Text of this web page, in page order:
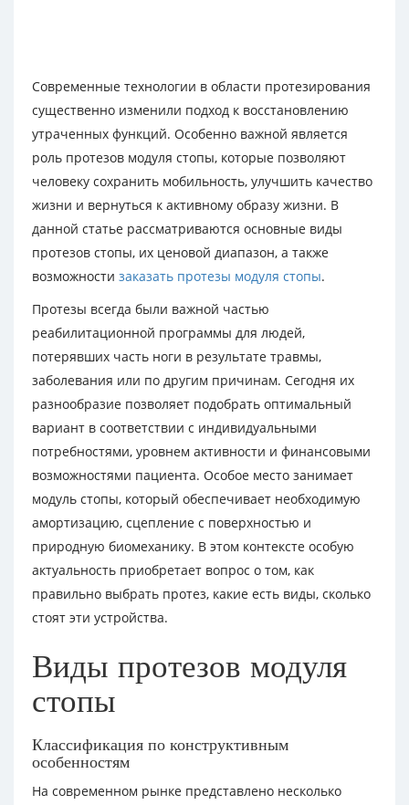
Современные технологии в области протезирования
существенно изменили подход к восстановлению
утраченных функций. Особенно важной является
роль протезов модуля стопы, которые позволяют
человеку сохранить мобильность, улучшить качество
жизни и вернуться к активному образу жизни. В
данной статье рассматриваются основные виды
протезов стопы, их ценовой диапазон, а также
возможности заказать протезы модуля стопы.
Протезы всегда были важной частью
реабилитационной программы для людей,
потерявших часть ноги в результате травмы,
заболевания или по другим причинам. Сегодня их
разнообразие позволяет подобрать оптимальный
вариант в соответствии с индивидуальными
потребностями, уровнем активности и финансовыми
возможностями пациента. Особое место занимает
модуль стопы, который обеспечивает необходимую
амортизацию, сцепление с поверхностью и
природную биомеханику. В этом контексте особую
актуальность приобретает вопрос о том, как
правильно выбрать протез, какие есть виды, сколько
стоят эти устройства.
Виды протезов модуля
стопы
Классификация по конструктивным
особенностям
На современном рынке представлено несколько